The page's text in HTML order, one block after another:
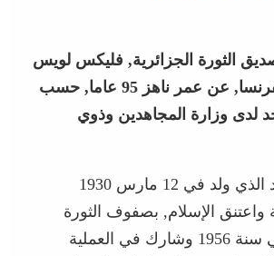
الثورة الجزائرية, فليكس لويس
جيرو كولوزي, بفرنسا, عن عمر ناهز 95 عاما, حسب
لدى وزارة المجاهدين وذوي
وقد التحق الفقيد الذي ولد في 12 مارس 1930
واعتنق الإسلام, بصفوف الثورة
التحريرية كفدائي سنة 1956 وشارك في العملية